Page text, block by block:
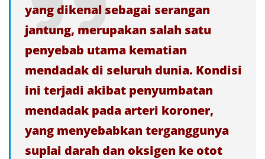
yang dikenal sebagai serangan
jantung, merupakan salah satu
penyebab utama kematian
mendadak di seluruh dunia. Kondisi
ini terjadi akibat penyumbatan
mendadak pada arteri koroner,
yang menyebabkan terganggunya
suplai darah dan oksigen ke otot